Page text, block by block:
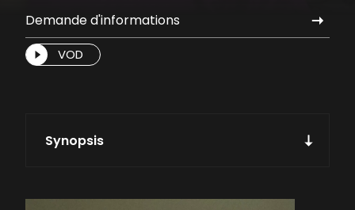
Demande d'informations
VOD
Synopsis